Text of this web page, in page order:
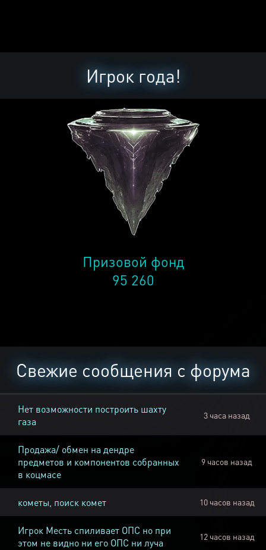
Игрок года!
Призовой фонд
95 260
Свежие сообщения с форума
Нет возможности построить шахту
газа
3 часа назад
Продажа/ обмен на дендре
предметов и компонентов собранных
в коцмасе
9 часов назад
кометы, поиск комет 10 часов назад
Игрок Месть спиливает ОПС но при
этом не видно ни его ОПС ни луча
12 часов назад